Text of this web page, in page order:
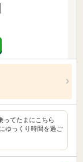
ってたまにこちら
ゆっくり時間を過ご